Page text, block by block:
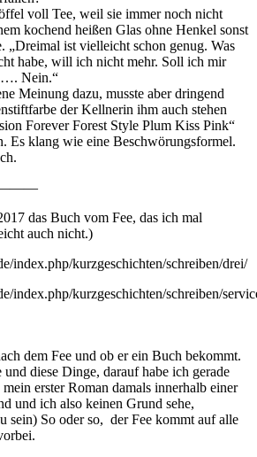
voll Tee, weil sie immer noch nicht
kochend heißen Glas ohne Henkel sonst
„Dreimal ist vielleicht schon genug. Was
habe, will ich nicht mehr. Soll ich mir
…. Nein.“
Meinung dazu, musste aber dringend
der Kellnerin ihm auch stehen
Forever Forest Style Plum Kiss Pink“
Es klang wie eine Beschwörungsformel.
das Buch vom Fee, das ich mal
auch nicht.)
index.php/kurzgeschichten/schreiben/drei/
index.php/kurzgeschichten/schreiben/
dem Fee und ob er ein Buch bekommt.
diese Dinge, darauf habe ich gerade
erster Roman damals innerhalb einer
und ich also keinen Grund sehe,
sein) So oder so, der Fee kommt auf alle